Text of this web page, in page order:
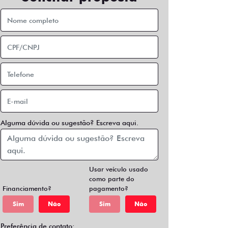
Alguma dúvida ou sugestão? Escreva aqui.
Financiamento?
Sim Não
Usar veículo usado
como parte do
pagamento?
Sim Não
Preferência de contato: